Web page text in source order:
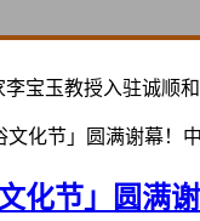
宝玉教授入驻诚顺
文化节」圆满谢幕
化节」圆